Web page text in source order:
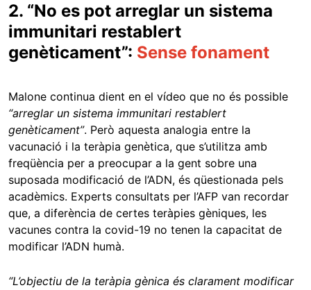
2. “No es pot arreglar un sistema
immunitari restablert
genèticament”: Sense fonament
Malone continua dient en el vídeo que no és possible
“arreglar un sistema immunitari restablert
genèticament”. Però aquesta analogia entre la
vacunació i la teràpia genètica, que s’utilitza amb
freqüència per a preocupar a la gent sobre una
suposada modificació de l’ADN, és qüestionada pels
acadèmics. Experts consultats per l’AFP van recordar
que, a diferència de certes teràpies gèniques, les
vacunes contra la covid-19 no tenen la capacitat de
modificar l’ADN humà.
“L’objectiu de la teràpia gènica és clarament modificar